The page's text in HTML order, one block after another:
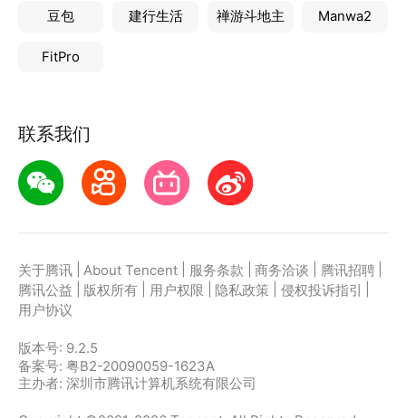
豆包 建行生活 禅游斗地主 Manwa2
FitPro
联系我们
关于腾讯 About Tencent 服务条款 商务洽谈 腾讯招聘
腾讯公益
版权所有 用户权限 隐私政策 侵权投诉指引
用户协议
版本号: 9.2.5
备案号: 粤B2-20090059-1623A
主办者: 深圳市腾讯计算机系统有限公司